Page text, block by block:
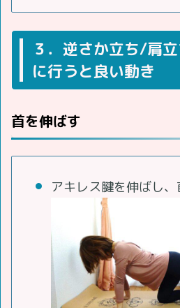
３．逆さか立ち/肩
に行うと良い動き
首を伸ばす
アキレス腱を伸ばし